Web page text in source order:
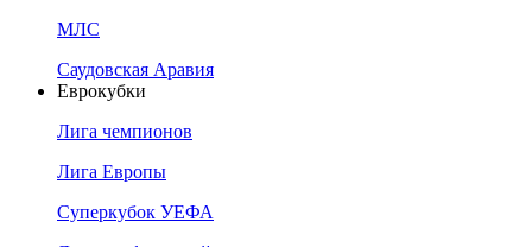
МЛС
Саудовская Аравия
Еврокубки
Лига чемпионов
Лига Европы
Суперкубок УЕФА